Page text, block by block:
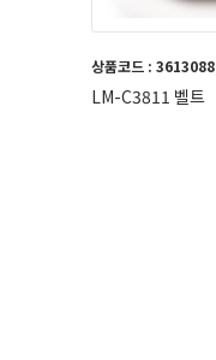
상품코드 : 3613088
LM-C3811 벨트